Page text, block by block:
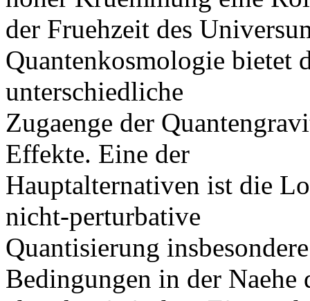
der Fruehzeit des
Quantenkosmologie bietet
unterschiedliche
Zugaenge der
Effekte. Eine der
Hauptalternativen ist die
nicht-perturbative
Quantisierung
Bedingungen in der